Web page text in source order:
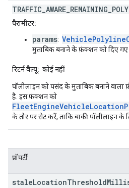
पैरामीटर:
params:
मुताबिक बनाने के फ़ंक्शन को दिए गए
रिटर्न वैल्यू: कोई नहीं
पॉलीलाइन को पसंद के मुताबिक बनाने
है. इस फ़ंक्शन को
के तौर पर सेट करें, ताकि बाकी पॉलीलाइन के
प्रॉपर्टी
staleLocationThreshold